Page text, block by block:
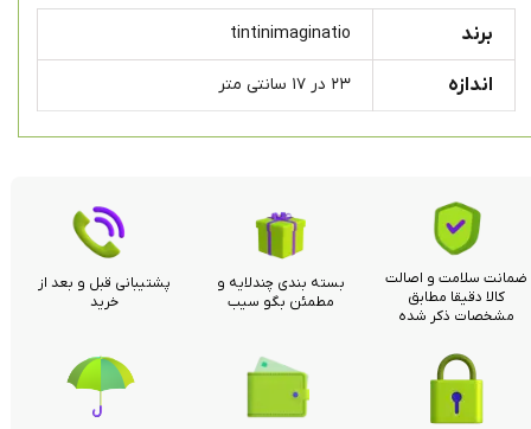
برند tintinimaginatio
اندازه ۲۳ در ۱۷ سانتی متر
ضمانت سلامت و اصالت
کالا دقیقا مطابق
مشخصات ذکر شده
بسته بندی چندلایه و
مطمئن بگو سیب
پشتیبانی قبل و بعد از
خرید